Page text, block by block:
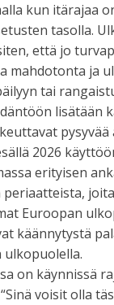
kun itärajaa
tasolla.
että jo
mahdotonta ja
tai
lisätään
2026
erityisen
Euroopan
käännytystä
ulkopuolella.
on käynnissä
voisit olla